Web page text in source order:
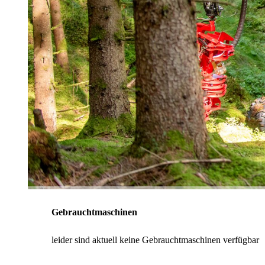
Gebrauchtmaschinen
leider sind aktuell keine Gebrauchtmaschinen verfügbar